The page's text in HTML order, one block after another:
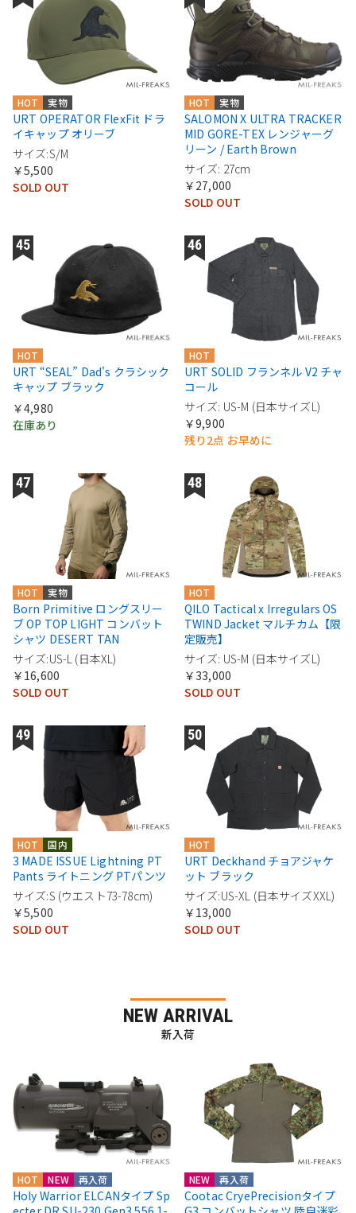
実物
HOT
URT OPERATOR FlexFit ドラ
イキャップ オリーブ
サイズ:S/M
￥5,500
SOLD OUT
実物
HOT
SALOMON X ULTRA TRACKER
MID GORE-TEX レンジャーグ
リーン / Earth Brown
サイズ: 27cm
￥27,000
SOLD OUT
HOT
URT “SEAL” Dad's クラシック
キャップ ブラック
￥4,980
在庫あり
HOT
URT SOLID フランネル V2 チャ
コール
サイズ: US-M (日本サイズL)
￥9,900
残り2点 お早めに
実物
HOT
Born Primitive ロングスリー
ブ OP TOP LIGHT コンバット
シャツ DESERT TAN
サイズ:US-L (日本XL)
￥16,600
SOLD OUT
HOT
QILO Tactical x Irregulars OS
TWIND Jacket マルチカム【限
定販売】
サイズ: US-M (日本サイズL)
￥33,000
SOLD OUT
国内
HOT
3 MADE ISSUE Lightning PT
Pants ライトニング PTパンツ
サイズ:S (ウエスト73-78cm)
￥5,500
SOLD OUT
HOT
URT Deckhand チョアジャケ
ット ブラック
サイズ:US-XL (日本サイズXXL)
￥13,000
SOLD OUT
NEW ARRIVAL
新入荷
HOT NEW 再入荷
Holy Warrior ELCANタイプ Sp
NEW 再入荷
Cootac CryePrecisionタイプ